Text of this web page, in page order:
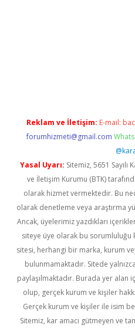
Reklam ve İletişim: E-mail:
forumhizmeti@gmail.com
Yasal Uyarı: Sitemiz, 5651
ve İletişim Kurumu (BTK)
olarak hizmet vermektedir. Bu
olarak denetleme veya araştırma
Ancak, üyelerimiz yazdıkları
siteye üye olarak bu sorumluluğu
sitesi, herhangi bir marka, kurum
bulunmamaktadır. Sitede
paylaşılmaktadır. Burada yer alan
olup, gerçek kurum ve kişiler
Gerçek kurum ve kişiler ile isim
Sitemiz, kar amacı gütmeyen ve